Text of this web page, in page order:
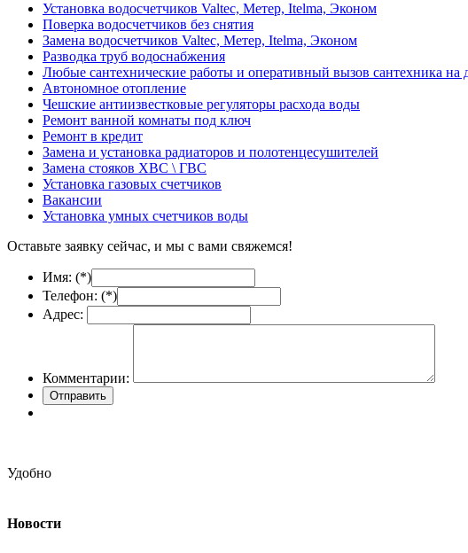
Установка водосчетчиков Valtec, Метер, Itelma, Эконом
Поверка водосчетчиков без снятия
Замена водосчетчиков Valtec, Метер, Itelma, Эконом
Разводка труб водоснабжения
Любые сантехнические работы и оперативный вызов сантехника на
Автономное отопление
Чешские антиизвестковые регуляторы расхода воды
Ремонт ванной комнаты под ключ
Ремонт в кредит
Замена и установка радиаторов и полотенцесушителей
Замена стояков ХВС \ ГВС
Установка газовых счетчиков
Вакансии
Установка умных счетчиков воды
Оставьте заявку сейчас, и мы с вами свяжемся!
Имя: (*)
Телефон: (*)
Адрес:
Комментарии:
Удобно
Новости